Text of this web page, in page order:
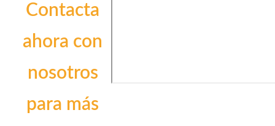
Contacta
ahora con
nosotros
para más